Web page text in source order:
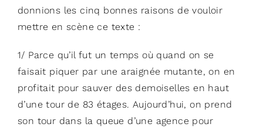
donnions les cinq bonnes raisons de vouloir
mettre en scène ce texte :
1/ Parce qu’il fut un temps où quand on se
faisait piquer par une araignée mutante, on en
profitait pour sauver des demoiselles en haut
d’une tour de 83 étages. Aujourd’hui, on prend
son tour dans la queue d’une agence pour